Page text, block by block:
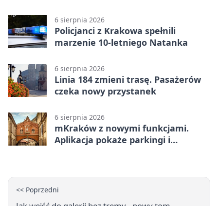
6 sierpnia 2026
Policjanci z Krakowa spełnili
marzenie 10-letniego Natanka
6 sierpnia 2026
Linia 184 zmieni trasę. Pasażerów
czeka nowy przystanek
6 sierpnia 2026
mKraków z nowymi funkcjami.
Aplikacja pokaże parkingi i
<< Poprzedni